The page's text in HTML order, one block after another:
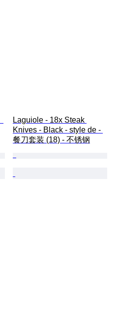
Laguiole - 18x Steak
Knives - Black - style de -
餐刀套装 (18) - 不锈钢